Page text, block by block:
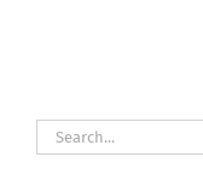
Search
for: